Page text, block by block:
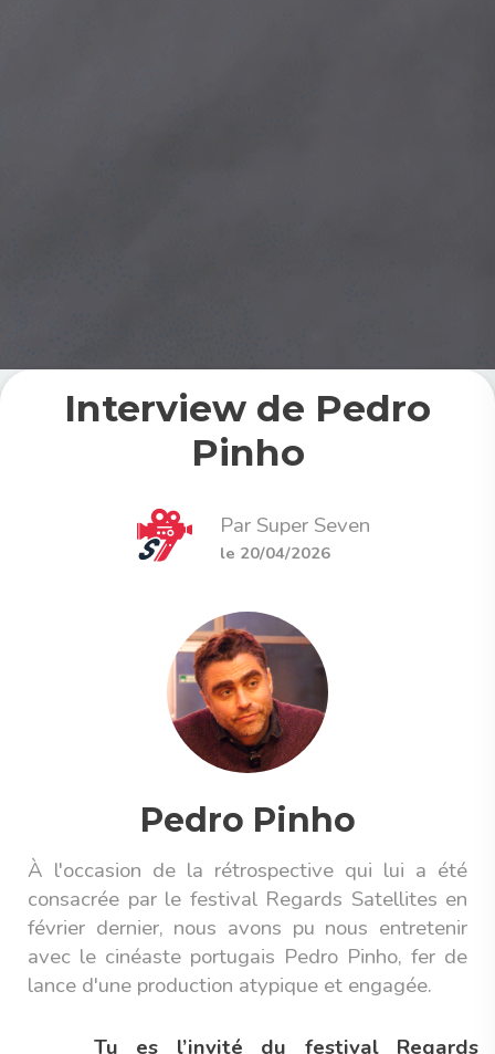
Interview de Pedro
Pinho
Par Super Seven
le 20/04/2026
Pedro Pinho
À l'occasion de la rétrospective qui lui a été
consacrée par le festival Regards Satellites en
février dernier, nous avons pu nous entretenir
avec le cinéaste portugais Pedro Pinho, fer de
lance d'une production atypique et engagée.
Tu es l’invité du festival Regards